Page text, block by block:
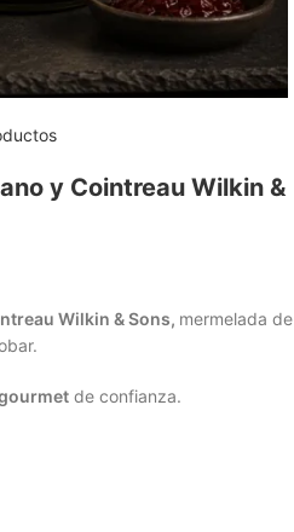
y Cointreau Wilkin &
Wilkin & Sons, mermelada de
de confianza.